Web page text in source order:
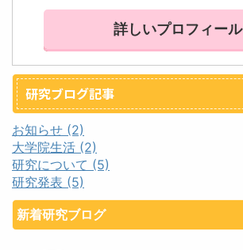
詳しいプロフィール
研究ブログ記事
お知らせ (2)
大学院生活 (2)
研究について (5)
研究発表 (5)
新着研究ブログ